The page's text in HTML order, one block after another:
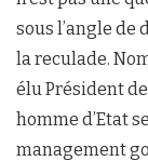
sous l’angle de
la reculade.
élu Président
homme d’Etat
management